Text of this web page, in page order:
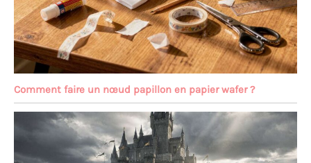
Comment faire un nœud papillon en papier wafer ?